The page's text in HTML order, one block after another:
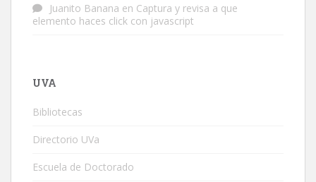
Juanito Banana en Captura y revisa a que
elemento haces click con javascript
UVA
Bibliotecas
Directorio UVa
Escuela de Doctorado